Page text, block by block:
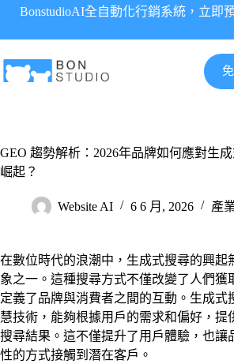
要
內
BonstudioAI全自動化行銷系統，立即
GEO 趨勢解析：2026年品牌如何應對生
崛起？
Website AI 6 6 月, 2026 產
在數位時代的浪潮中，生成式搜尋的興起
象之一。這種搜尋方式不僅改變了人們獲
定義了品牌與消費者之間的互動。生成式
慧技術，能夠根據用戶的需求和偏好，提
搜尋結果。這不僅提升了用戶體驗，也讓
性的方式接觸到潛在客戶。